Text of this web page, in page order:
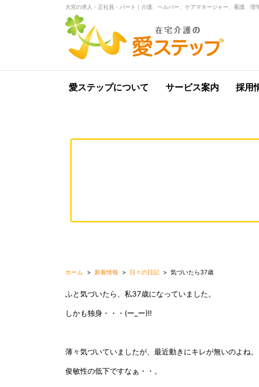
大宮の求人・正社員・パート｜介護、ヘルパー、ケアマネージャー、看護、
愛ステップについて サービス案内 採用
ホーム 新着情報 日々の日記 気づいたら37歳
ふと気づいたら、私37歳になっていました。
しかも独身・・・(ー_ー)!!
薄々気づいていましたが、最近動きにキレが無いのよね。
俊敏性の低下ですなぁ・・。